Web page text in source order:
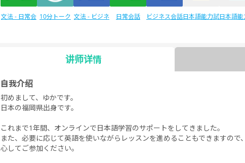
文法 - 日常会 10分トーク 文法 - ビジネ
日常会話 ビジネス会話日本語能力試日本語
験1級
讲师详情
自我介绍
初めまして、ゆかです。
日本の福岡県出身です。
これまで1年間、オンラインで日本語学習のサポートをしてきました。
また、必要に応じて英語を使いながらレッスンを進めることもできますの
心してご参加ください。